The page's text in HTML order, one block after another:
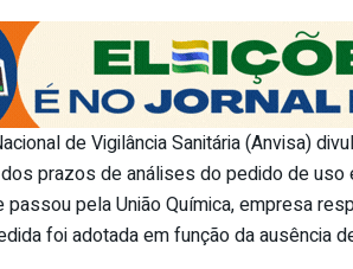
de Vigilância Sanitária (Anvisa)
prazos de análises do pedido de uso
passou pela União Química, empresa
foi adotada em função da ausência